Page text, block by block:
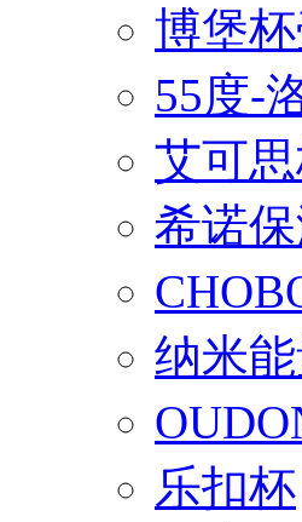
博堡
55度-
艾可
希诺
纳米
乐扣杯